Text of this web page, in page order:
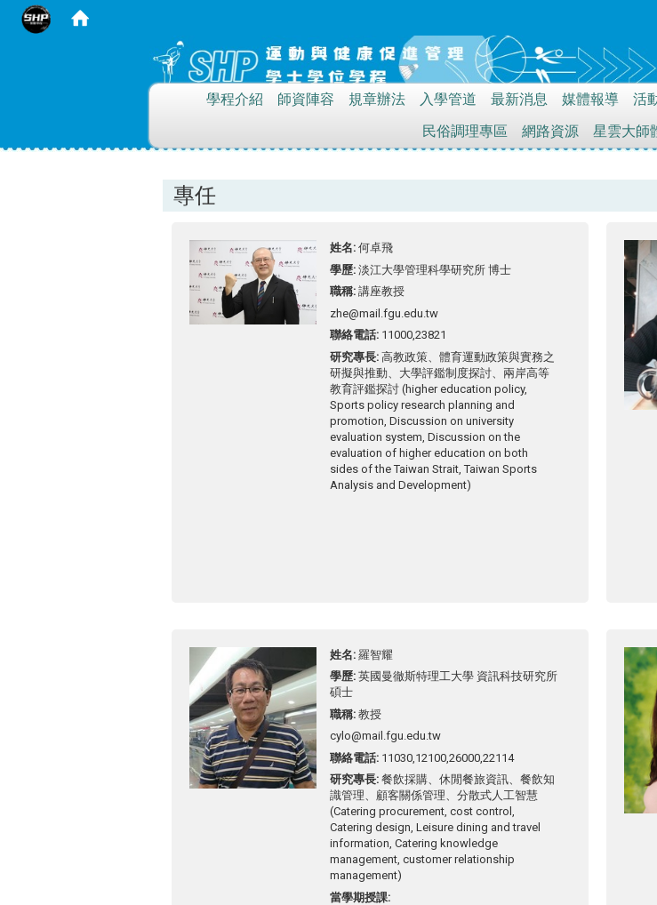
::: 學程介紹 師資陣容 規章辦法 入學管道 最新消息 媒體報導 活
民俗調理專區
網路資源 星雲大師
專任
姓名 何卓飛
學歷 淡江大學管理科學研究所 博士
職稱 講座教授
zhe@mail.fgu.edu.tw
聯絡電話 11000,23821
研究專長 高教政策、體育運動政策與實務之
研擬與推動、大學評鑑制度探討、兩岸高等
教育評鑑探討 (higher education policy,
Sports policy research planning and
promotion, Discussion on university
evaluation system, Discussion on the
evaluation of higher education on both
sides of the Taiwan Strait, Taiwan Sports
Analysis and Development)
姓名 羅智耀
學歷 英國曼徹斯特理工大學 資訊科技研究所
碩士
職稱 教授
cylo@mail.fgu.edu.tw
聯絡電話 11030,12100,26000,22114
研究專長 餐飲採購、休閒餐旅資訊、餐飲知
識管理、顧客關係管理、分散式人工智慧
(Catering procurement, cost control,
Catering design, Leisure dining and travel
information, Catering knowledge
management, customer relationship
management)
當學期授課